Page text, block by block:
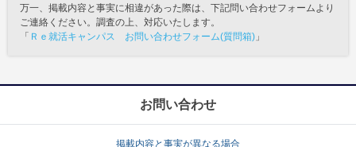
万一、掲載内容と事実に相違があった際は、下記問い合わせフォームより
ご連絡ください。調査の上、対応いたします。
「 Ｒｅ就活キャンパス お問い合わせフォーム(質問箱) 」
お問い合わせ
掲載内容と事実が異なる場合